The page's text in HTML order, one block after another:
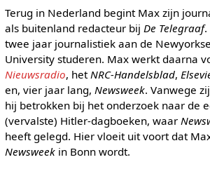
Terug in Nederland begint Max zijn
als buitenland redacteur bij De Telegraaf.
twee jaar journalistiek aan de
University studeren. Max werkt daarna
Nieuwsradio, het NRC-Handelsblad,
en, vier jaar lang, Newsweek. Vanwege
hij betrokken bij het onderzoek naar de
(vervalste) Hitler-dagboeken, waar
heeft gelegd. Hier vloeit uit voort dat
Newsweekin Bonn wordt.